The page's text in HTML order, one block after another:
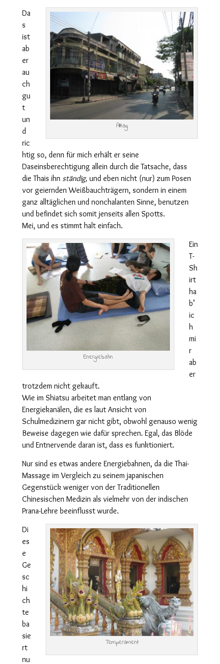
Alltag
Da
s
ist
ab
er
au
ch
gu
t
un
d
ric
htig so, denn für mich erhält er seine
Daseinsberechtigung allein durch die Tatsache, dass
die Thais ihn ständig, und eben nicht (nur) zum Posen
vor geiernden Weißbauchträgern, sondern in einem
ganz alltäglichen und nonchalanten Sinne, benutzen
und befindet sich somit jenseits allen Spotts.
Mei, und es stimmt halt einfach.
Energiebahn
Ein
T-
Sh
irt
ha
b’
ic
h
mi
r
ab
er
trotzdem nicht gekauft.
Wie im Shiatsu arbeitet man entlang von
Energiekanälen, die es laut Ansicht von
Schulmedizinern gar nicht gibt, obwohl genauso wenig
Beweise dagegen wie dafür sprechen. Egal, das Blöde
und Entnervende daran ist, dass es funktioniert.
Nur sind es etwas andere Energiebahnen, da die Thai-
Massage im Vergleich zu seinem japanischen
Gegenstück weniger von der Traditionellen
Chinesischen Medizin als vielmehr von der indischen
Prana-Lehre beeinflusst wurde.
Temperament
Di
es
e
Ge
sc
hi
ch
te
ba
sie
rt
nu